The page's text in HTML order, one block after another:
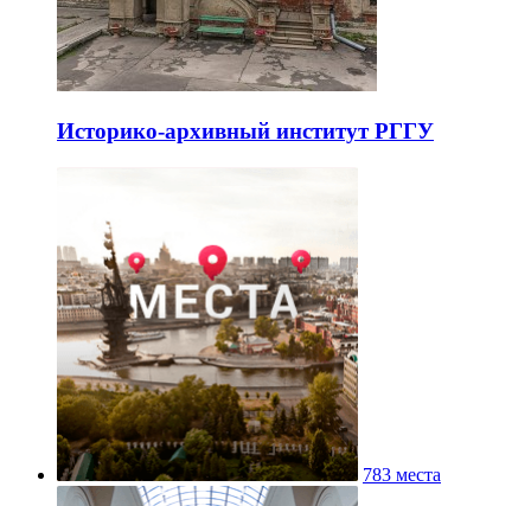
Историко-архивный институт РГГУ
783 места